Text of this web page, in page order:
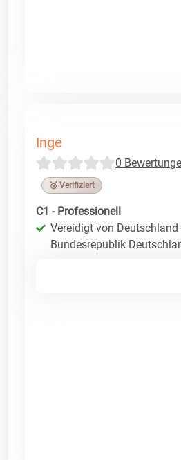
Inge
0
🥉 Verifiziert
C1 - Professionell
Vereidigt von Deutschland
Bundesrepublik